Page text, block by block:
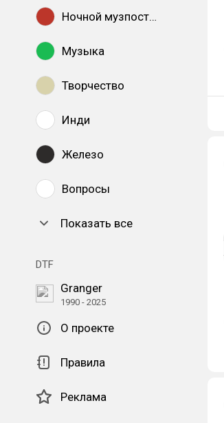
Ночной музпостинг
Музыка
Творчество
Инди
Железо
Вопросы
Показать все
DTF
Granger
1990 - 2025
О проекте
Правила
Реклама